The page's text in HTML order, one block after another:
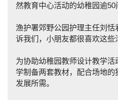
然教育中心活动的幼稚园逾50
渔护署郊野公园护理主任刘
诉我们，小朋友都很喜欢这些
为协助幼稚园教师设计教学
学制备两套教材，配合场地
发展所需。